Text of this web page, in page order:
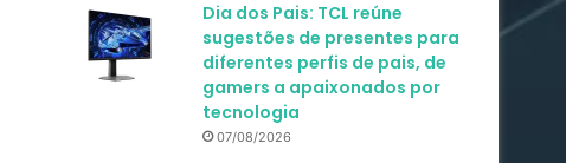
Dia dos Pais: TCL reúne
sugestões de presentes para
diferentes perfis de pais, de
gamers a apaixonados por
tecnologia
07/08/2026